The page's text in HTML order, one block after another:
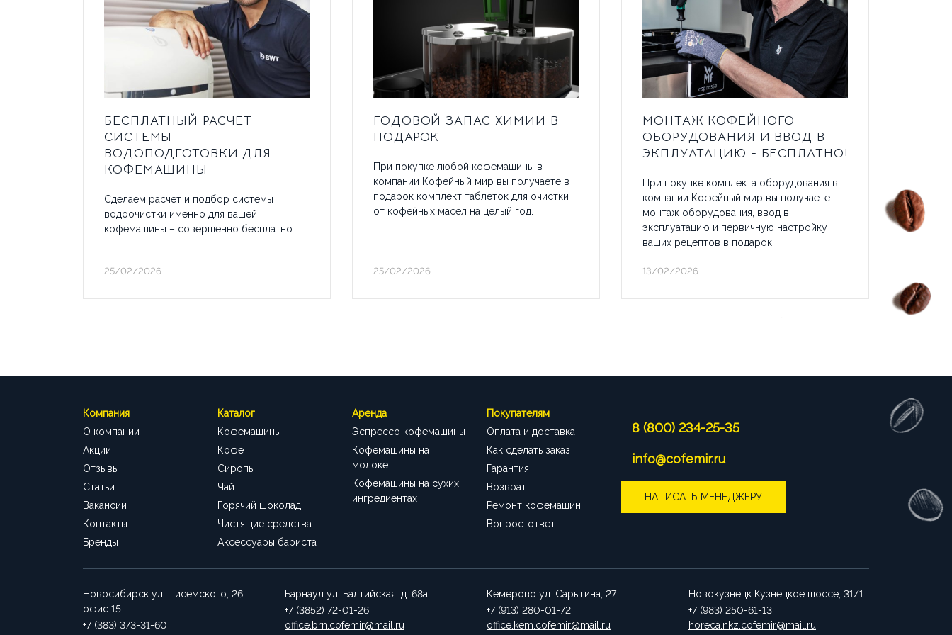
АКЦИИ ОПЛАТА И ДОСТАВКА
КАК СДЕЛАТЬ ЗАКАЗ
ОТВЕЧАЕМ НА ВОПРОСЫ
СТАТЬИ ОБ АРЕНДЕ КОНТАКТЫ
БЕСПЛАТНЫЙ РАСЧЕТ
СИСТЕМЫ
ВОДОПОДГОТОВКИ ДЛЯ
КОФЕМАШИНЫ
Сделаем расчет и подбор системы
водоочистки именно для вашей
кофемашины – совершенно бесплатно.
25/02/2026
ГОДОВОЙ ЗАПАС ХИМИИ В
ПОДАРОК
При покупке любой кофемашины в
компании Кофейный мир вы получаете в
подарок комплект таблеток для очистки
от кофейных масел на целый год.
25/02/2026
МОНТАЖ КОФЕЙНОГО
ОБОРУДОВАНИЯ И ВВОД В
ЭКПЛУАТАЦИЮ - БЕСПЛАТНО!
При покупке комплекта оборудования в
компании Кофейный мир вы получаете
монтаж оборудования, ввод в
эксплуатацию и первичную настройку
ваших рецептов в подарок!
13/02/2026
Компания
О компании
Акции
Отзывы
Статьи
Вакансии
Контакты
Бренды
Каталог
Кофемашины
Кофе
Сиропы
Чай
Горячий шоколад
Чистящие средства
Аксессуары бариста
Аренда
Эспрессо кофемашины
Кофемашины на
молоке
Кофемашины на сухих
ингредиентах
Покупателям
Оплата и доставка
Как сделать заказ
Гарантия
Возврат
Ремонт кофемашин
Вопрос-ответ
8 (800) 234-25-35
info@cofemir.ru
НАПИСАТЬ МЕНЕДЖЕРУ
Новосибирск ул. Писемского, 26,
офис 15
+7 (383) 373-31-60
Барнаул ул. Балтийская, д. 68а
+7 (3852) 72-01-26
office.brn.cofemir@mail.ru
Кемерово ул. Сарыгина, 27
+7 (913) 280-01-72
office.kem.cofemir@mail.ru
Новокузнецк Кузнецкое шоссе, 31/1
+7 (983) 250-61-13
horeca.nkz.cofemir@mail.ru